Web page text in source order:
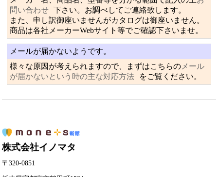
問い合わせ
下さい。お調べしてご連絡致します。
また、申し訳御座いませんがカタログは御座いません。
商品は各社メーカーWebサイト等でご確認下さいませ。
メールが届かないようです。
様々な原因が考えられますので、まずはこちらの メール
が届かないという時の主な対応方法
をご覧ください。
株式会社イノマタ
〒320-0851